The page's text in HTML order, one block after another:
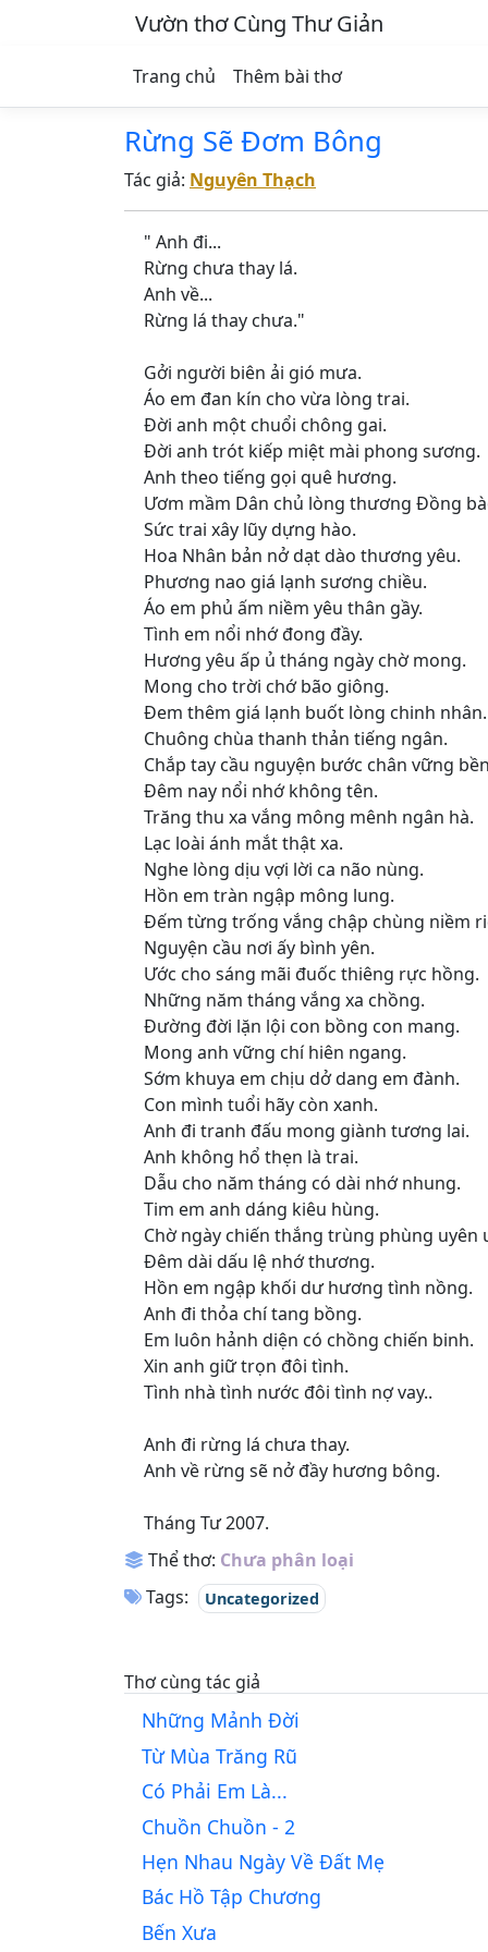
Vườn thơ Cùng Thư Giản
Trang chủ Thêm bài thơ
Rừng Sẽ Đơm Bông
Tác giả: Nguyên Thạch
" Anh đi...
Rừng chưa thay lá.
Anh về...
Rừng lá thay chưa."
Gởi người biên ải gió mưa.
Áo em đan kín cho vừa lòng trai.
Đời anh một chuổi chông gai.
Đời anh trót kiếp miệt mài phong sương.
Anh theo tiếng gọi quê hương.
Ươm mầm Dân chủ lòng thương Đồng
Sức trai xây lũy dựng hào.
Hoa Nhân bản nở dạt dào thương yêu.
Phương nao giá lạnh sương chiều.
Áo em phủ ấm niềm yêu thân gầy.
Tình em nổi nhớ đong đầy.
Hương yêu ấp ủ tháng ngày chờ mong.
Mong cho trời chớ bão giông.
Đem thêm giá lạnh buốt lòng chinh nhân.
Chuông chùa thanh thản tiếng ngân.
Chắp tay cầu nguyện bước chân vững
Đêm nay nổi nhớ không tên.
Trăng thu xa vắng mông mênh ngân hà.
Lạc loài ánh mắt thật xa.
Nghe lòng dịu vợi lời ca não nùng.
Hồn em tràn ngập mông lung.
Đếm từng trống vắng chập chùng niềm
Nguyện cầu nơi ấy bình yên.
Ước cho sáng mãi đuốc thiêng rực hồng.
Những năm tháng vắng xa chồng.
Đường đời lặn lội con bồng con mang.
Mong anh vững chí hiên ngang.
Sớm khuya em chịu dở dang em đành.
Con mình tuổi hãy còn xanh.
Anh đi tranh đấu mong giành tương lai.
Anh không hổ thẹn là trai.
Dẫu cho năm tháng có dài nhớ nhung.
Tim em anh dáng kiêu hùng.
Chờ ngày chiến thắng trùng phùng uyên
Đêm dài dấu lệ nhớ thương.
Hồn em ngập khối dư hương tình nồng.
Anh đi thỏa chí tang bồng.
Em luôn hảnh diện có chồng chiến binh.
Xin anh giữ trọn đôi tình.
Tình nhà tình nước đôi tình nợ vay..
Anh đi rừng lá chưa thay.
Anh về rừng sẽ nở đầy hương bông.
Tháng Tư 2007.
Thể thơ: Chưa phân loại
Tags:
Uncategorized
Thơ cùng tác giả
Những Mảnh Đời
Từ Mùa Trăng Rũ
Có Phải Em Là...
Chuồn Chuồn - 2
Hẹn Nhau Ngày Về Đất Mẹ
Bác Hồ Tập Chương
Bến Xưa